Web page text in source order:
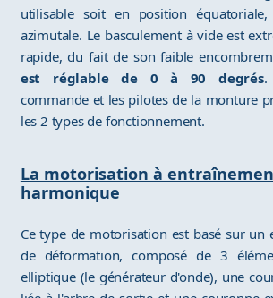
utilisable soit en position
azimutale. Le basculement à vide est
rapide, du fait de son faible
est réglable de 0 à 90 degrés.
commande et les pilotes de la monture
les 2 types de fonctionnement.
La motorisation à
harmonique
Ce type de motorisation est basé sur un
de déformation, composé de 3
elliptique (le générateur d'onde), une